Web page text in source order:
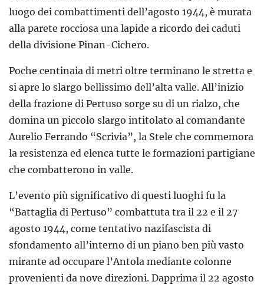
luogo dei combattimenti dell’agosto 1944, è murata
alla parete rocciosa una lapide a ricordo dei caduti
della divisione Pinan-Cichero.
Poche centinaia di metri oltre terminano le stretta e
si apre lo slargo bellissimo dell’alta valle. All’inizio
della frazione di Pertuso sorge su di un rialzo, che
domina un piccolo slargo intitolato al comandante
Aurelio Ferrando “Scrivia”, la Stele che commemora
la resistenza ed elenca tutte le formazioni partigiane
che combatterono in valle.
L’evento più significativo di questi luoghi fu la
“Battaglia di Pertuso” combattuta tra il 22 e il 27
agosto 1944, come tentativo nazifascista di
sfondamento all’interno di un piano ben più vasto
mirante ad occupare l’Antola mediante colonne
provenienti da nove direzioni. Dapprima il 22 agosto